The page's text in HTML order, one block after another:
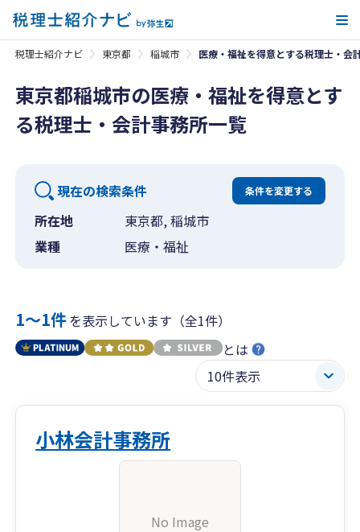
税理士紹介ナビ 東京都 稲城市 医療・福祉を得意とする税理士・会
東京都稲城市の医療・福祉を得意とす
る税理士・会計事務所一覧
現在の検索条件 条件を変更する
所在地
東京都, 稲城市
業種
医療・福祉
1〜1件を表示しています（全1件）
とは
小林会計事務所
No Image